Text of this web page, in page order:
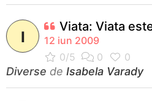
I
Viata: Viata
12 iun 2009
Diverse de Isabela Varady